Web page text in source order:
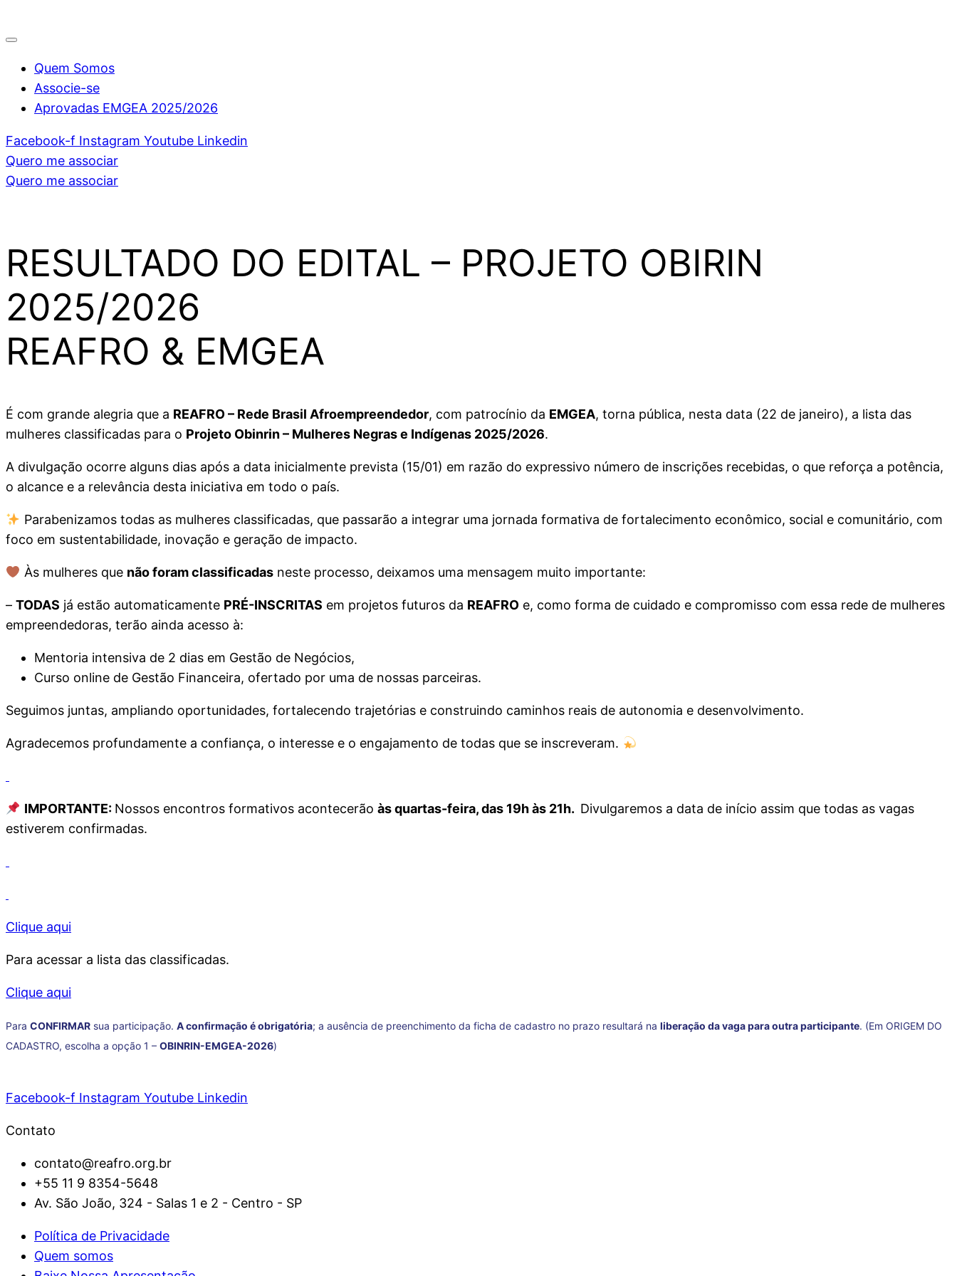
Quem Somos
Associe-se
Aprovadas EMGEA 2025/2026
Facebook-f Instagram Youtube Linkedin
Quero me associar
Quero me associar
RESULTADO DO EDITAL – PROJETO OBIRIN
2025/2026
REAFRO & EMGEA
É com grande alegria que a REAFRO – Rede Brasil Afroempreendedor, com patrocínio da EMGEA, torna pública, nesta data (22 de janeiro), a lista das
mulheres classificadas para o Projeto Obinrin – Mulheres Negras e Indígenas 2025/2026.
A divulgação ocorre alguns dias após a data inicialmente prevista (15/01) em razão do expressivo número de inscrições recebidas, o que reforça a potência,
o alcance e a relevância desta iniciativa em todo o país.
Parabenizamos todas as mulheres classificadas, que passarão a integrar uma jornada formativa de fortalecimento econômico, social e comunitário, com
foco em sustentabilidade, inovação e geração de impacto.
Às mulheres que não foram classificadasneste processo, deixamos uma mensagem muito importante:
– TODAS já estão automaticamente PRÉ-INSCRITAS em projetos futuros da REAFRO e, como forma de cuidado e compromisso com essa rede de mulheres
empreendedoras, terão ainda acesso à:
Mentoria intensiva de 2 dias em Gestão de Negócios,
Curso online de Gestão Financeira, ofertado por uma de nossas parceiras.
Seguimos juntas, ampliando oportunidades, fortalecendo trajetórias e construindo caminhos reais de autonomia e desenvolvimento.
Agradecemos profundamente a confiança, o interesse e o engajamento de todas que se inscreveram.
IMPORTANTE: Nossos encontros formativos acontecerão às quartas-feira, das 19h às 21h. Divulgaremos a data de início assim que todas as vagas
estiverem confirmadas.
Clique aqui
Para acessar a lista das classificadas.
Clique aqui
Para CONFIRMAR sua participação. A confirmação é obrigatória; a ausência de preenchimento da ficha de cadastro no prazo resultará na liberação da vaga para outra participante. (Em ORIGEM DO
CADASTRO, escolha a opção 1 – OBINRIN-EMGEA-2026)
Facebook-f Instagram Youtube Linkedin
Contato
contato@reafro.org.br
+55 11 9 8354-5648
Av. São João, 324 - Salas 1 e 2 - Centro - SP
Política de Privacidade
Quem somos